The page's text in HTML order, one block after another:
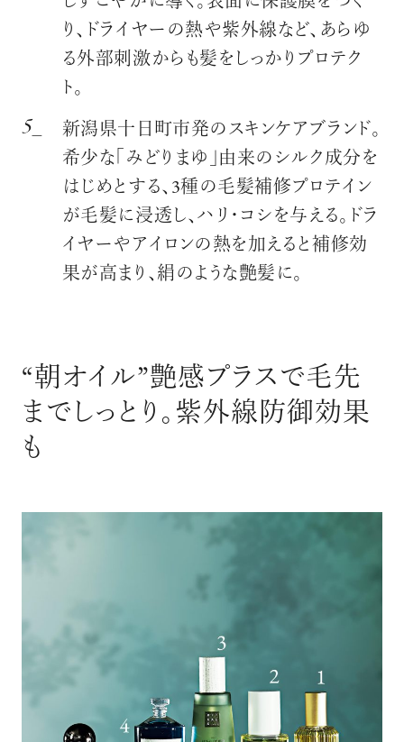
り、ドライヤーの熱や紫外線など、あらゆ
る外部刺激からも髪をしっかりプロテク
ト。
新潟県十日町市発のスキンケアブランド。
希少な「みどりまゆ」由来のシルク成分を
はじめとする、3種の毛髪補修プロテイン
が毛髪に浸透し、ハリ・コシを与える。ドラ
イヤーやアイロンの熱を加えると補修効
果が高まり、絹のような艶髪に。
“朝オイル”艶感プラスで毛先
までしっとり。紫外線防御効果
も